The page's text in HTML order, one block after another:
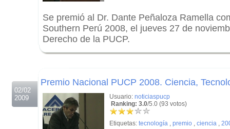
Se premió al Dr. Dante Peñaloza Ramella
Southern Perú 2008, el jueves 27 de
Derecho de la PUCP.
02/02
2009
Premio Nacional PUCP 2008. Ciencia,
Usuario: noticiaspucp
Ranking: 3.0/5.0 (93 votos)
Etiquetas: tecnología , premio , ciencia ,